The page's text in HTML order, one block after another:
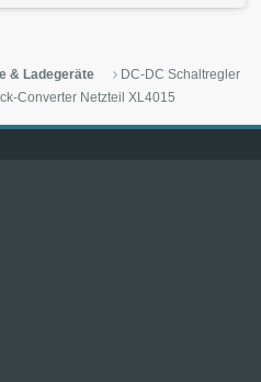
& Ladegeräte
DC-DC Schaltregler
Converter Netzteil XL4015